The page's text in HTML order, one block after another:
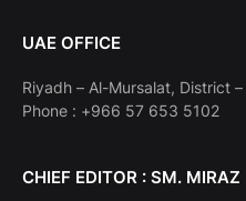
UAE OFFICE
Riyadh – Al-Mursalat, District
Phone : +966 57 653 5102
CHIEF EDITOR : SM.